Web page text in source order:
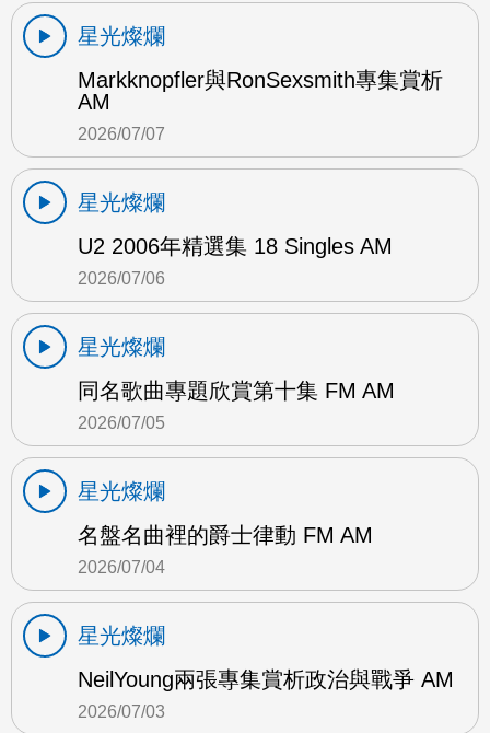
星光燦爛
Markknopfler與RonSexsmith專集賞析
AM
2026/07/07
星光燦爛
U2 2006年精選集 18 Singles AM
2026/07/06
星光燦爛
同名歌曲專題欣賞第十集 FM AM
2026/07/05
星光燦爛
名盤名曲裡的爵士律動 FM AM
2026/07/04
星光燦爛
NeilYoung兩張專集賞析政治與戰爭 AM
2026/07/03